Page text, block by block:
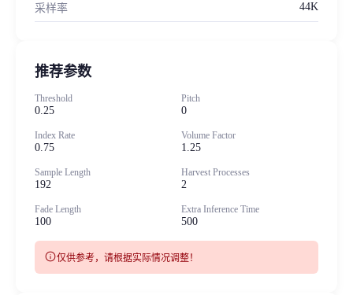
采样率 44K
推荐参数
Threshold
0.25
Pitch
0
Index Rate
0.75
Volume Factor
1.25
Sample Length
192
Harvest Processes
2
Fade Length
100
Extra Inference Time
500
info仅供参考，请根据实际情况调整！